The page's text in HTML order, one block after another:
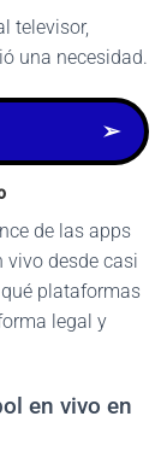
televisor,
una necesidad.
➢
de las apps
vivo desde casi
plataformas
legal y
en vivo en